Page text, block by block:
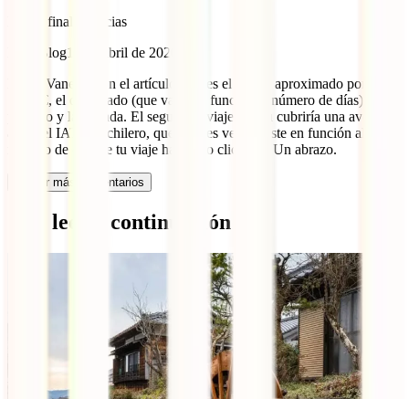
Precio final? Gracias
IATI Blog13 de abril de 2020
Holaa Vanessa. En el artículos tienes el precio aproximado por día
10-25€, el del visado (que varía en función al número de días), el
permiso y la entrada. El seguro de viaje que tu cubriría una aventura
así es el IATI Mochilero, que puedes ver el coste en función al
número de días de tu viaje haciendo clic aquí. Un abrazo.
Cargar más comentarios
Qué leer a continuación